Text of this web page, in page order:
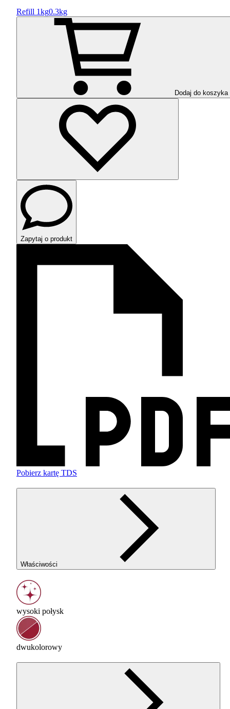
Refill 1kg0.3kg
Dodaj do koszyka
Zapytaj o produkt
Pobierz kartę TDS
Właściwości
wysoki połysk
dwukolorowy